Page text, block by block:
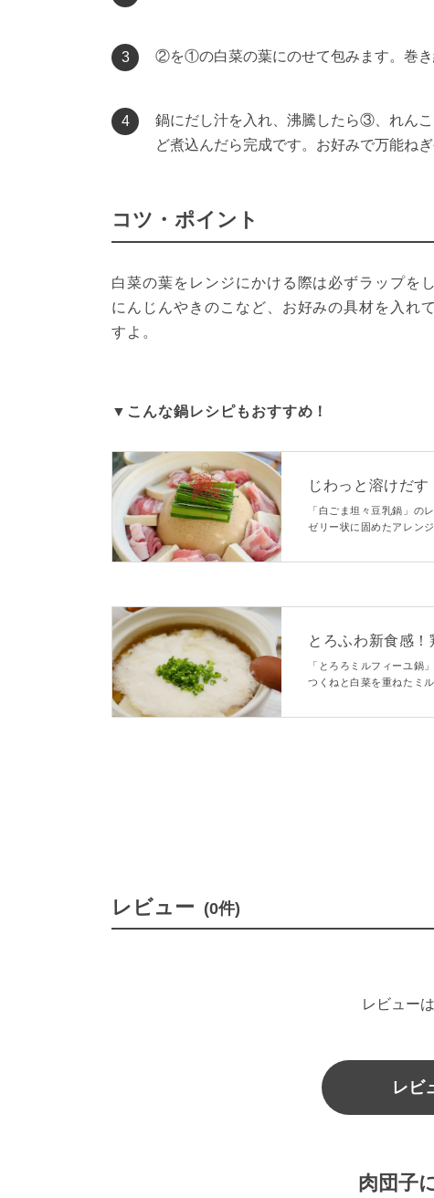
3 ②を①の白菜の葉にのせて包みます。巻き
4
鍋にだし汁を入れ、沸騰したら③、れん
ど煮込んだら完成です。お好みで万能ね
コツ・ポイント
白菜の葉をレンジにかける際は必ずラップを
にんじんやきのこなど、お好みの具材を入れ
すよ。
▼こんな鍋レシピもおすすめ！
じわっと溶けだ
鍋
「白ごま坦々豆乳鍋」の
ゼリー状に固めたアレン
とろふわ新食感
「とろろミルフィーユ鍋
つくねと白菜を重ねたミ
んか？
レビュー (0件)
レビュー
レビ
肉団子